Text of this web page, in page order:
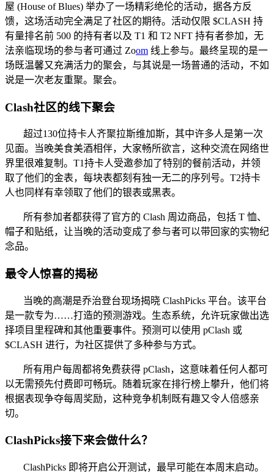
屋 (House of Blues) 举办了一场精彩绝伦的活动，据各方反
馈，这场活动完全满足了社区的期待。活动仅限 $CLASH 持
有量排名前 500 的持有者以及 T1 和 T2 NFT 持有者参加，无
法亲临现场的参与者可通过 Zoom 线上参与。最终呈现的是一
场既温馨又充满活力的聚会，与其说是一场普通的活动，不如
说是一次老友重聚。聚会。
Clash社区的线下聚会
超过130位持卡人齐聚拉斯维加斯，其中许多人是第一次
见面。当晚美食美酒相伴，大家畅所欲言，这种交流在网络世
界里很难复制。T1持卡人受邀参加了特别的餐前活动，并领
取了他们的金表，每块表都刻有独一无二的序列号。T2持卡
人也同样有幸领取了他们的银表或黑表。
所有参加者都获得了官方的 Clash 周边商品，包括 T 恤、
帽子和贴纸，让当晚的活动变成了参与者可以带回家的实物纪
念品。
最令人惊喜的揭秘
当晚的高潮是乔治登台现场揭晓 ClashPicks 平台。该平台
是一款专为……打造的预测游戏。生态系统，允许玩家做出选
择项目里程碑和其他重要事件。预测可以使用 pClash 或
$CLASH 进行，为社区提供了多种参与方式。
所有用户每周都将免费获得 pClash，这意味着任何人都可
以无需预先付费即可畅玩。随着玩家在排行榜上攀升，他们将
根据表现争夺每周奖励，这种竞争机制既有趣又令人倍感亲
切。
ClashPicks接下来会做什么？
ClashPicks 即将开启公开测试，最早可能在本周末启动。